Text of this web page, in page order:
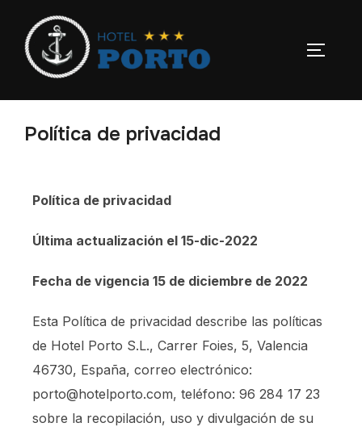
Política de privacidad
Política de privacidad
Última actualización el 15-dic-2022
Fecha de vigencia 15 de diciembre de 2022
Esta Política de privacidad describe las políticas
de Hotel Porto S.L., Carrer Foies, 5, Valencia
46730, España, correo electrónico:
porto@hotelporto.com, teléfono: 96 284 17 23
sobre la recopilación, uso y divulgación de su